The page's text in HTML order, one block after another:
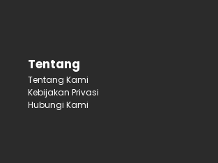
Tentang
Tentang Kami
Kebijakan Privasi
Hubungi Kami